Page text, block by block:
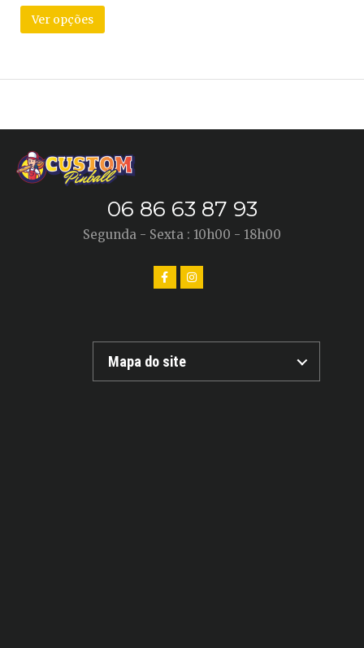
Ver opções
06 86 63 87 93
Segunda - Sexta : 10h00 - 18h00
Mapa do site